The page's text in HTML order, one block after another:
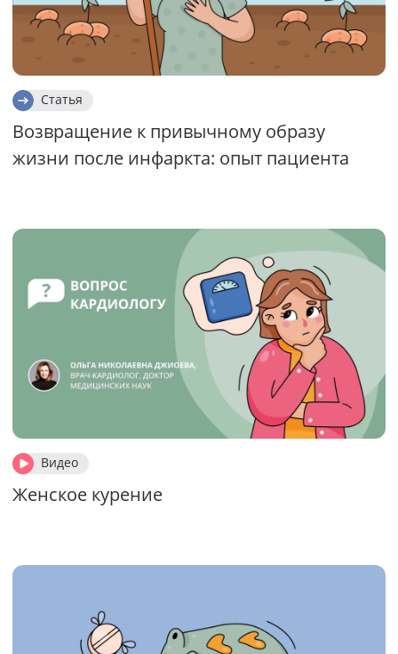
Статья
Возвращение к привычному образу
жизни после инфаркта: опыт пациента
Видео
Женское курение